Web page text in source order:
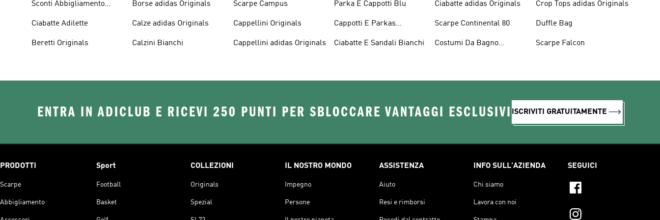
Sconti Abbigliamento
Ciabatte Adilette
Beretti Originals
Borse adidas Originals
Calze adidas Originals
Calzini Bianchi
Scarpe Campus
Cappellini Originals
Cappellini adidas Originals
Parka E Cappotti Blu
Cappotti E Parkas
Ciabatte E Sandali Bianchi
Ciabatte adidas Originals
Scarpe Continental 80
Costumi Da Bagno
Crop Tops adidas Originals
Duffle Bag
Scarpe Falcon
ENTRA IN ADICLUB E RICEVI 250 PUNTI PER SBLOCCARE VANTAGGI ESCLUSIVI ISCRIVITI GRATUITAMENTE
PRODOTTI
Scarpe
Abbigliamento
Sport
Football
Basket
COLLEZIONI
Originals
Spezial
IL NOSTRO MONDO
Impegno
Persone
ASSISTENZA
Aiuto
Resi e rimborsi
INFO SULL'AZIENDA
Chi siamo
Lavora con noi
SEGUICI